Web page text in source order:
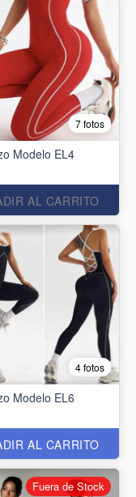
7 fotos
Modelo EL4
AL CARRITO
4 fotos
Modelo EL6
AL CARRITO
Fuera de Stock